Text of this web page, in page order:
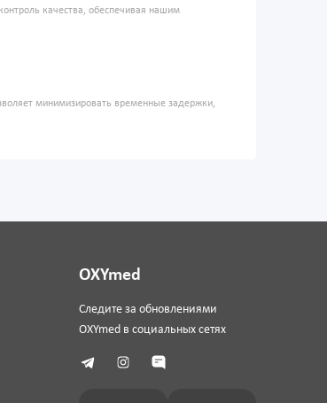
качества, обеспечивая нашим
минимизировать временные задержки,
OXYmed
Следите за обновлениями
OXYmed в социальных сетях